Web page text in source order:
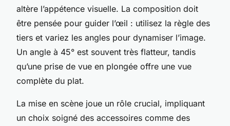
altère l’appétence visuelle. La composition doit
être pensée pour guider l’œil : utilisez la règle des
tiers et variez les angles pour dynamiser l’image.
Un angle à 45° est souvent très flatteur, tandis
qu’une prise de vue en plongée offre une vue
complète du plat.
La mise en scène joue un rôle crucial, impliquant
un choix soigné des accessoires comme des